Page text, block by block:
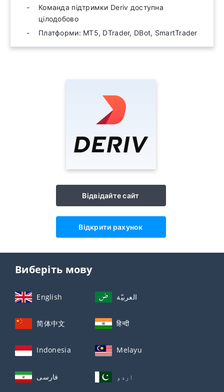
Команда підтримки Deriv доступна
цілодобово
Платформи: MT5, DTrader, DBot, SmartTrader
Відвідайте сайт
Відкрити рахунок
Виберіть мову
English العربيّة
简体中文 हिन्दी
Indonesia Melayu
فارسی اردو